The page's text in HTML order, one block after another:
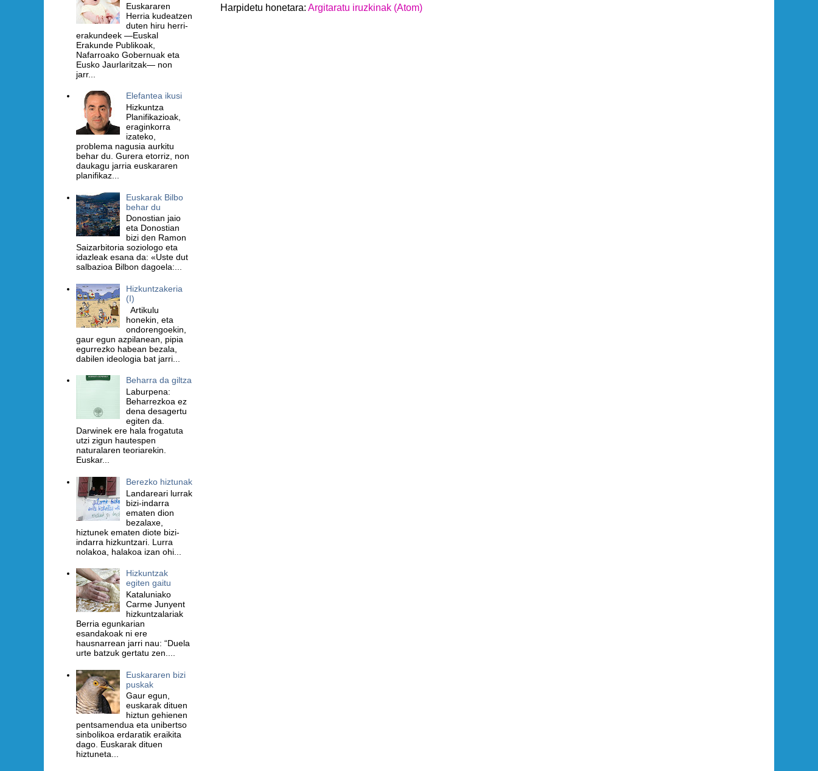
Harpidetu honetara: Argitaratu iruzkinak (Atom)
Euskararen
Herria kudeatzen
duten hiru herri-
erakundeek —Euskal
Erakunde Publikoak,
Nafarroako Gobernuak eta
Eusko Jaurlaritzak— non
jarr...
Elefantea ikusi
Hizkuntza
Planifikazioak,
eraginkorra
izateko,
problema nagusia aurkitu
behar du. Gurera etorriz, non
daukagu jarria euskararen
planifikaz...
Euskarak Bilbo
behar du
Donostian jaio
eta Donostian
bizi den Ramon
Saizarbitoria soziologo eta
idazleak esana da: «Uste dut
salbazioa Bilbon dagoela:...
Hizkuntzakeria
(I)
Artikulu
honekin, eta
ondorengoekin,
gaur egun azpilanean, pipia
egurrezko habean bezala,
dabilen ideologia bat jarri...
Beharra da giltza
Laburpena:
Beharrezkoa ez
dena desagertu
egiten da.
Darwinek ere hala frogatuta
utzi zigun hautespen
naturalaren teoriarekin.
Euskar...
Berezko hiztunak
Landareari lurrak
bizi-indarra
ematen dion
bezalaxe,
hiztunek ematen diote bizi-
indarra hizkuntzari. Lurra
nolakoa, halakoa izan ohi...
Hizkuntzak
egiten gaitu
Kataluniako
Carme Junyent
hizkuntzalariak
Berria egunkarian
esandakoak ni ere
hausnarrean jarri nau: “Duela
urte batzuk gertatu zen....
Euskararen bizi
puskak
Gaur egun,
euskarak dituen
hiztun gehienen
pentsamendua eta unibertso
sinbolikoa erdaratik eraikita
dago. Euskarak dituen
hiztuneta...